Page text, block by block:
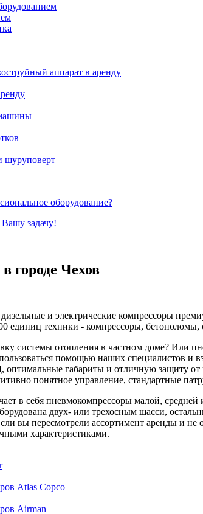
оборудование?
задачу!
городе Чехов
и электрические компрессоры
единиц техники - компрессоры,
системы отопления в частном доме? Или
помощью наших специалистов
габариты и отличную защиту от
понятное управление, стандартные
в себя пневмокомпрессоры малой,
двух- или трехосным шасси,
вы пересмотрели ассортимент аренды и
характеристиками.